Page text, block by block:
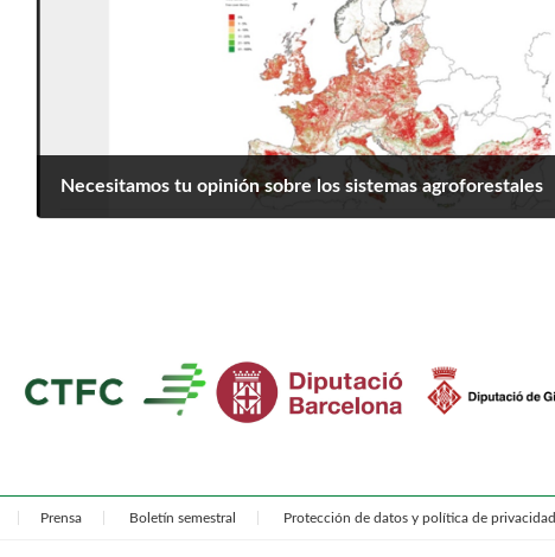
Necesitamos tu opinión sobre los sistemas agroforestales
Prensa Boletín semestral Protección de datos y política de privacidad